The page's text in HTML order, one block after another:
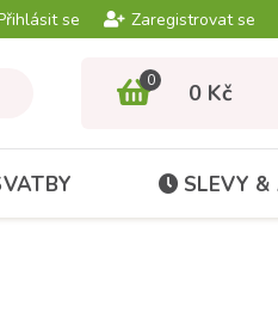
se Zaregistrovat se
0 0 Kč
SLEVY &